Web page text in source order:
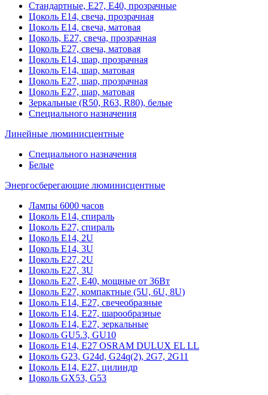
Стандартные, Е27, Е40, прозрачные
Цоколь Е14, свеча, прозрачная
Цоколь Е14, свеча, матовая
Цоколь, Е27, свеча, прозрачная
Цоколь Е27, свеча, матовая
Цоколь Е14, шар, прозрачная
Цоколь Е14, шар, матовая
Цоколь Е27, шар, прозрачная
Цоколь Е27, шар, матовая
Зеркальные (R50, R63, R80), белые
Специального назначения
Линейные люминисцентные
Специального назначения
Белые
Энергосберегающие люминисцентные
Лампы 6000 часов
Цоколь Е14, спираль
Цоколь Е27, спираль
Цоколь Е14, 2U
Цоколь Е14, 3U
Цоколь Е27, 2U
Цоколь Е27, 3U
Цоколь Е27, Е40, мощные от 36Вт
Цоколь Е27, компактные (5U, 6U, 8U)
Цоколь Е14, Е27, свечеобразные
Цоколь Е14, Е27, шарообразные
Цоколь Е14, Е27, зеркальные
Цоколь GU5.3, GU10
Цоколь Е14, Е27 OSRAM DULUX EL LL
Цоколь G23, G24d, G24q(2), 2G7, 2G11
Цоколь Е14, Е27, цилиндр
Цоколь GX53, G53